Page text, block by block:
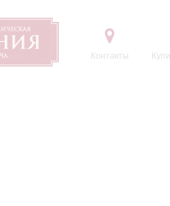
Контакты